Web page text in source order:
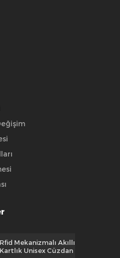
Rfid Mekanizmalı Akıllı
Kartlık Unisex Cüzdan